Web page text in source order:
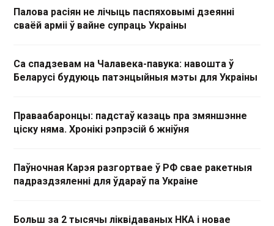
Палова расіян не лічыць паспяховымі дзеянні
сваёй арміі ў вайне супраць Украіны
Са спадзевам на Чалавека-павука: навошта ў
Беларусі будуюць патэнцыйныя мэты для Украіны
Праваабаронцы: падстаў казаць пра змяншэнне
ціску няма. Хронікі рэпрэсій 6 жніўня
Паўночная Карэя разгортвае ў РФ свае ракетныя
падраздзяленні для ўдараў па Украіне
Больш за 2 тысячы ліквідаваных НКА і новае